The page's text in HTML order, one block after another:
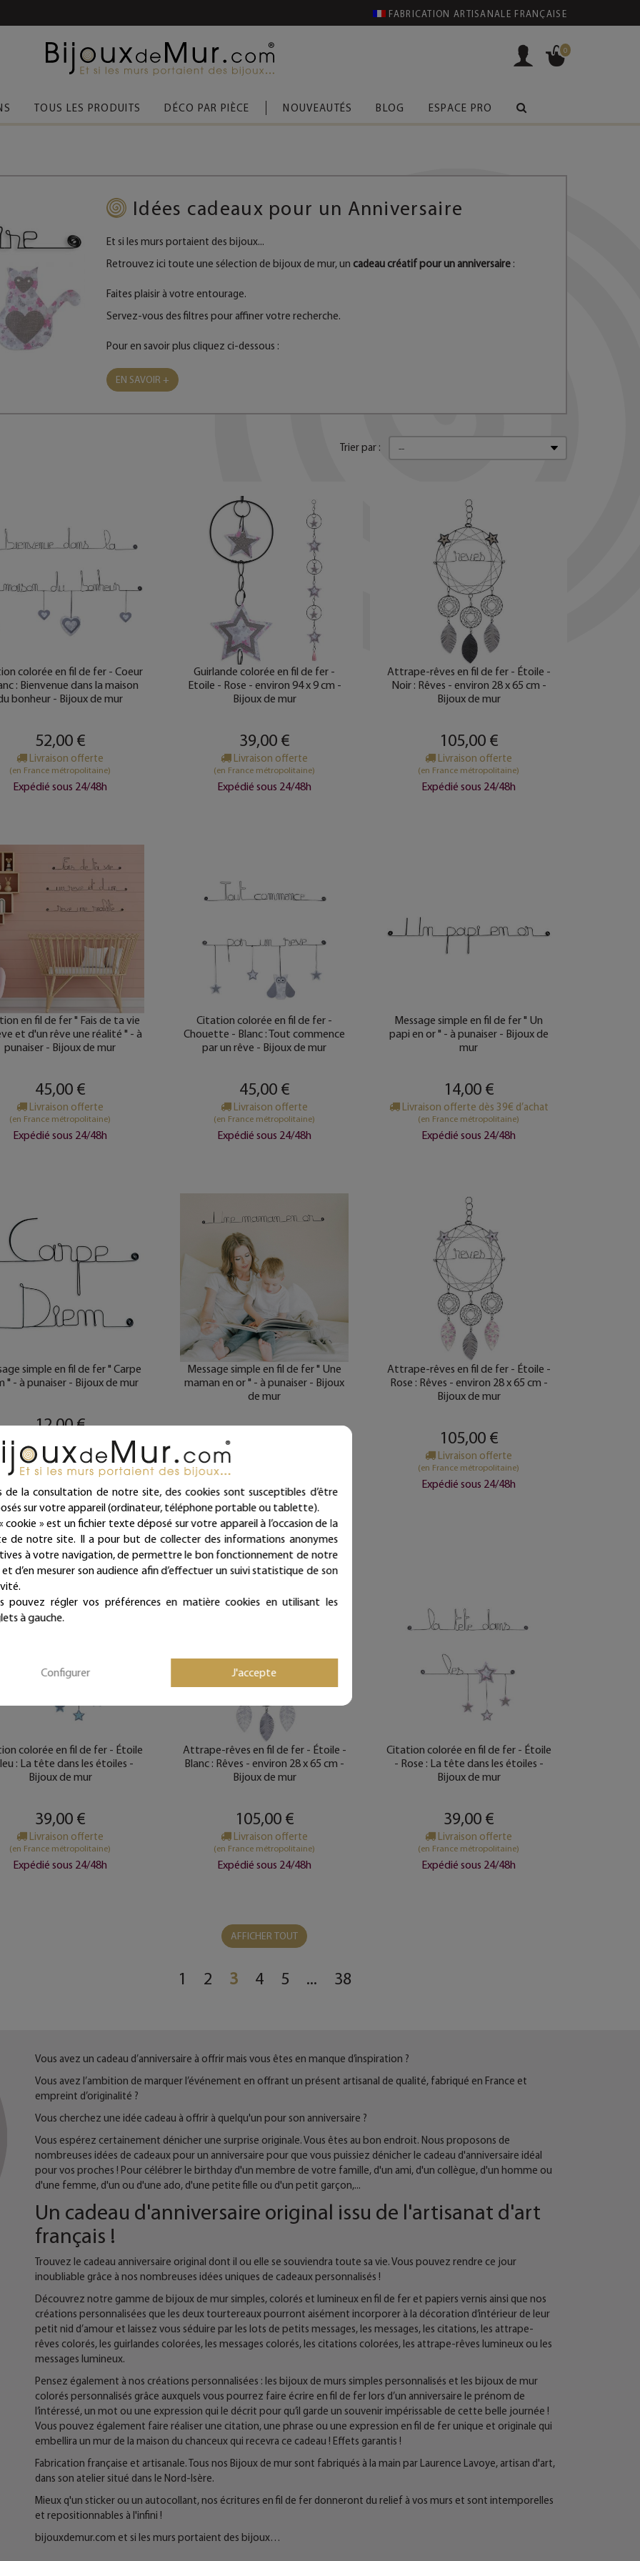
FABRICATION ARTISANALE FRANÇAISE
0
TOUS LES PRODUITS DÉCO PAR PIÈCE NOUVEAUTÉS BLOG ESPACE PRO
Idées cadeaux pour un Anniversaire
Et si les murs portaient des bijoux...
Retrouvez ici toute une sélection de bijoux de mur, uncadeau créatif pour un anniversaire :
Faites plaisir à votre entourage.
Servez-vous des filtres pour affiner votre recherche.
Pour en savoir plus cliquez ci-dessous :
EN SAVOIR +
Trier par :
colorée en fil de fer - Coeur
: Bienvenue dans la maison
bonheur - Bijoux de mur
52,00 €
Livraison offerte
(en France métropolitaine)
Expédié sous 24/48h
Guirlande colorée en fil de fer -
Etoile - Rose - environ 94 x 9 cm -
Bijoux de mur
39,00 €
Livraison offerte
(en France métropolitaine)
Expédié sous 24/48h
Attrape-rêves en fil de fer - Étoile -
Noir : Rêves - environ 28 x 65 cm -
Bijoux de mur
105,00 €
Livraison offerte
(en France métropolitaine)
Expédié sous 24/48h
en fil de fer " Fais de ta vie
et d'un rêve une réalité " - à
punaiser - Bijoux de mur
45,00 €
Livraison offerte
(en France métropolitaine)
Expédié sous 24/48h
Citation colorée en fil de fer -
Chouette - Blanc : Tout commence
par un rêve - Bijoux de mur
45,00 €
Livraison offerte
(en France métropolitaine)
Expédié sous 24/48h
Message simple en fil de fer " Un
papi en or " - à punaiser - Bijoux de
mur
14,00 €
Livraison offerte dès 39€ d’achat
(en France métropolitaine)
Expédié sous 24/48h
simple en fil de fer " Carpe
" - à punaiser - Bijoux de mur
12,00 €
offerte dès 39€ d’achat
(en France métropolitaine)
Expédié sous 24/48h
Message simple en fil de fer " Une
maman en or " - à punaiser - Bijoux
de mur
Livraison offerte dès 39€ d’achat
(en France métropolitaine)
Attrape-rêves en fil de fer - Étoile -
Rose : Rêves - environ 28 x 65 cm -
Bijoux de mur
105,00 €
Livraison offerte
(en France métropolitaine)
Expédié sous 24/48h
colorée en fil de fer - Étoile
: La tête dans les étoiles -
Bijoux de mur
39,00 €
Livraison offerte
(en France métropolitaine)
Expédié sous 24/48h
Attrape-rêves en fil de fer - Étoile -
Blanc : Rêves - environ 28 x 65 cm -
Bijoux de mur
105,00 €
Livraison offerte
(en France métropolitaine)
Expédié sous 24/48h
Citation colorée en fil de fer - Étoile
- Rose : La tête dans les étoiles -
Bijoux de mur
39,00 €
Livraison offerte
(en France métropolitaine)
Expédié sous 24/48h
AFFICHER TOUT
1 2 3 4 5 ... 38
Vous avez un cadeau d’anniversaire à offrir mais vous êtes en manque d’inspiration ?
Vous avez l’ambition de marquer l’événement en offrant un présent artisanal de qualité, fabriqué en France et
empreint d’originalité ?
Vous cherchez une idée cadeau à offrir à quelqu'un pour son anniversaire ?
Vous espérez certainement dénicher une surprise originale. Vous êtes au bon endroit. Nous proposons de
nombreuses idées de cadeaux pour un anniversaire pour que vous puissiez dénicher le cadeau d'anniversaire idéal
pour vos proches ! Pour célébrer le birthday d'un membre de votre famille, d'un ami, d'un collègue, d'un homme ou
d'une femme, d'un ou d'une ado, d'une petite fille ou d'un petit garçon,...
Un cadeau d'anniversaire original issu de l'artisanat d'art
français !
Trouvez le cadeau anniversaire original dont il ou elle se souviendra toute sa vie. Vous pouvez rendre ce jour
inoubliable grâce à nos nombreuses idées uniques de cadeaux personnalisés !
Découvrez notre gamme de bijoux de mur simples, colorés et lumineux en fil de fer et papiers vernis ainsi que nos
créations personnalisées que les deux tourtereaux pourront aisément incorporer à la décoration d’intérieur de leur
petit nid d’amour et laissez vous séduire par les lots de petits messages, les messages, les citations, les attrape-
rêves colorés, les guirlandes colorées, les messages colorés, les citations colorées, les attrape-rêves lumineux ou les
messages lumineux.
Pensez également à nos créations personnalisées : les bijoux de murs simples personnalisés et les bijoux de mur
colorés personnalisés grâce auxquels vous pourrez faire écrire en fil de fer lors d’un anniversaire le prénom de
l’intéressé, un mot ou une expression qui le décrit pour qu’il garde un souvenir impérissable de cette belle journée !
Vous pouvez également faire réaliser une citation, une phrase ou une expression en fil de fer unique et originale qui
embellira un mur de la maison du chanceux qui recevra ce cadeau ! Effets garantis !
Fabrication française et artisanale. Tous nos Bijoux de mur sont fabriqués à la main par Laurence Lavoye, artisan d'art,
dans son atelier situé dans le Nord-Isère.
Mieux q'un sticker ou un autocollant, nos écritures en fil de fer donneront du relief à vos murs et sont intemporelles
et repositionnables à l'infini !
bijouxdemur.com et si les murs portaient des bijoux…
de la consultation de notre site, des cookies sont susceptibles d’être
sur votre appareil (ordinateur, téléphone portable ou tablette).
cookie » est un fichier texte déposé sur votre appareil à l’occasion de la
de notre site. Il a pour but de collecter des informations anonymes
à votre navigation, de permettre le bon fonctionnement de notre
d’en mesurer son audience afin d’effectuer un suivi statistique de son
pouvez régler vos préférences en matière cookies en utilisant les
à gauche.
Configurer J'accepte